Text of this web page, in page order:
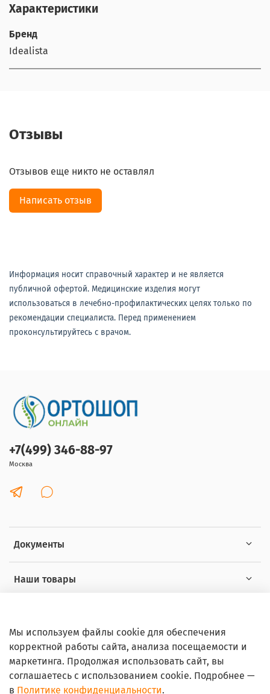
Характеристики
Бренд
Idealista
Отзывы
Отзывов еще никто не оставлял
Написать отзыв
Информация носит справочный характер и не является
публичной офертой. Медицинские изделия могут
использоваться в лечебно-профилактических целях только по
рекомендации специалиста. Перед применением
проконсультируйтесь с врачом.
Документы
Наши товары
+7(499) 346-88-97
Москва
Мы используем файлы cookie для обеспечения
корректной работы сайта, анализа посещаемости и
маркетинга. Продолжая использовать сайт, вы
соглашаетесь с использованием cookie. Подробнее —
в Политике конфиденциальности.